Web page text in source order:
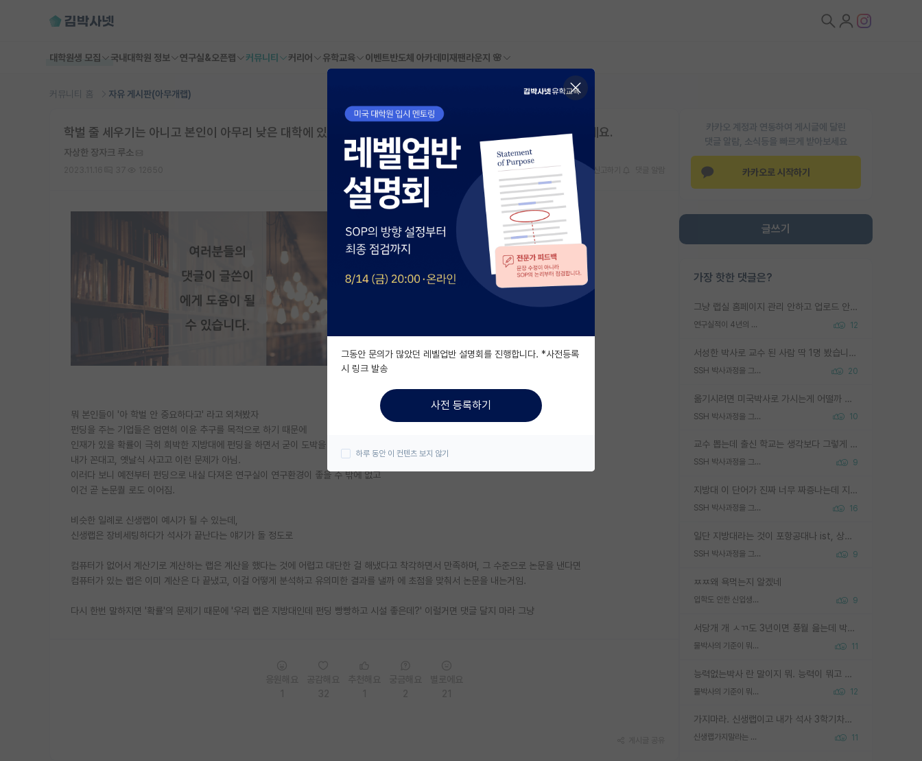
대학원생 모집 국내대학원 정보 연구실&오픈랩 커뮤니티 커리어 유학교육 이벤트반도체 아카데미 재팬라운지 🌸
커뮤니티 홈 자유 게시판(아무개랩)
카카오 계정과 연동하여 게시글에 달린
댓글 알람, 소식등을 빠르게 받아보세요
카카오로 시작하기
글쓰기
가장 핫한 댓글은?
그냥 랩실 홈페이지 관리 안하고 업로드 안한거 아님?
연구실적이 4년의 공백이 있는거 어떻게 생각하냐 12
서성한 박사로 교수 된 사람 딱 1명 봤습니다. 근데 지방대 박사로 교수된 거는 기적이 일어나야되요. 서성한 학부부터여도 빡센게 교수임용일텐데 지방대박사로 무슨 교수가 되나요...... 중소기업/중견기업 팀장급/연구소장급이나 될거 같네요.
SSH 박사과정을 그만두고 지방대 박사로 옮기면 교수의 꿈은 끝일까요? 20
옮기시려면 미국박사로 가시는게 어떨까 싶네요. 교수가 꿈이면 미국박사 하고 미국교수 까지 같이 노리시는게 기회가 많지 않을까요?
SSH 박사과정을 그만두고 지방대 박사로 옮기면 교수의 꿈은 끝일까요? 10
교수 뽑는데 출신 학교는 생각보다 그렇게 안 봄. 앞으로는 더 안 보게 될거임. 박사는 어디서 진행해도 됨. 단, 제대로 쌓고 좋은 실적 만들 수 있다면. 그런데 지방대는 그럴 가능성이 지극히 낮음. 나만 열심히 잘 하면 된다? 인간은 주변 환경에 지배되는 나약한 존재임. 주변의 지방대 대학원생과 섞이고 지방 특유의 여유로움 또는 나쁘게 얘기해서 나태함에 젖어 살다보면 교수의 꿈 자체를 잊어버리게 될 가능성도 있음. 주변 환경이 70~80%임.
SSH 박사과정을 그만두고 지방대 박사로 옮기면 교수의 꿈은 끝일까요? 9
지방대 이 단어가 진짜 너무 짜증나는데 지방대면 다 그냥 쓰레기인가요? 무슨 말 같지도 않은 댓글들이 있는건지??? 지방에도 충분히 좋은 대학 많고 충분히 잘하는 교수님들 많습니다 포항공대 4개 IST 대표 지거국들 여기 모두 다 지방에 있고 여기 출신들 중에 교수하는 분들 적지 않습니다 지거국 출신이 무슨 교수를 하냐?라고 생각할 사람들 많은데 상위 대표 지거국에 아웃라이어들 많습니다 결국 개인의 연구역량과 실적이 중요합니다 이 역량을 펼치는데 있어서 지도교수와의 합도 중요합니다. 그리고 경력이 필요하면 해외포닥까지 다녀오세요
SSH 박사과정을 그만두고 지방대 박사로 옮기면 교수의 꿈은 끝일까요? 16
일단 지방대라는 것이 포항공대나 ist, 상위 지거국은 아니라고 생각하겠습니다. 그런곳은 서성한에 비해 소위 대학 네임밸류가 크게 뒤떨어지지는 않으니까요. 대학 이름이 중요하냐? 당연합니다. 대학 이름이 좋아서 좋은 아웃풋이 나오는 것이냐, 좋은 대학은 좋은 사람과 좋은 기회가 몰려있으니 아웃풋도 자연스럽게 좋아지는 것이냐? 대답하기 어려운 문제입니다. 아직 한국 사회에서 학벌을 보는 것도, 특히 이공계를 중심으로 학벌보다는 실적 위주라는 분위기가 형성되는 것도 사실입니다. 지방대 출신으로 전임교수가 될수 있느냐? 가능 불가능을 따지면 당연히 가능입니다. 지방대 박사 출신으로 전임교원이 된 경우가 실제로 있으니까요. 현실적인 가능성이 있느냐? 지금 이정도 대학의 교수가 되고싶다고 생각되는 대학 들어가서 컴공과 교수 목록 켜고 박사 어디서 받았는지 쭉 한번 보세요. 냉정하게 지방대 출신인 분들이 많지는 않으실겁니다.
SSH 박사과정을 그만두고 지방대 박사로 옮기면 교수의 꿈은 끝일까요? 9
ㅉㅉ왜 욕먹는지 알겠네
입학도 안한 신입생이 원래 관심을 받나요 9
서당개 개 ㅅㄲ도 3년이면 풍월 읊는데 박사 5년 이상 대리고 있으면서 물된건 교수 탓 맞는ㄱ게 거기가 서당이 아니란 소리임
물박사의 기준이 뭐임? 11
능력없는박사 란 말이지 뭐. 능력이 뭐고 능력이 있다는게 뭔지는 사람마다 기준이 다르니까 얘기해봐야 서로 자기 기준만 얘기해서 논쟁이 끝이 안나고. 주위에서 능력있고 야심있는 신입생이 교수가 유의미한 피드백을 아예 안주면서 제대로된 과제에 참여해볼 기회도 제공하지 않고 잡일 뺑뺑이만 돌려서 맨날 단순작업만 하면서 밤새다가 눈빛이 점점 죽어가는걸 본 사람은 물박사는 교수탓이라고 하고, 교수는 이것저것 알려도 주고 기회도 주고 사수 동기 붙여주면서 어떻게든 끌고가려고 하는데 본인이 매일 뺀질거리면서 출근 하는둥마는둥 하다가 기껏 와서도 폰이나 쳐다보다가 실험 망치고 저녁약속있어서 먼저 가볼게요~ 하는걸 본 사람은 물박사는 본인탓이라고 함.
물박사의 기준이 뭐임? 12
가지마라. 신생랩이고 내가 석사 3학기차인데 최고참인데 나도 아무것도 모르는데 교수가 후배들 왜 논문 교육 안시키냐. 논문 왜 안 써오냐 닦달한다
신생랩가지말라는 이유가 있었구나 11
학벌 줄 세우기는 아니고 본인이 아무리 낮은 대학에 있는 교수님의 연구주제나 스타일이 맞아도 높은 대학 가세요.
자상한 장자크 루소
스크랩 신고하기
뭐 본인들이 '아 학벌 안 중요하다고' 라고 외쳐봤자
펀딩을 주는 기업들은 엄연히 이윤 추구를 목적으로 하기 때문에
인재가 있을 확률이 극히 희박한 지방대에 펀딩을 하면서 굳이 도박을 걸 이유가 없음.
내가 꼰대고, 옛날식 사고고 이런 문제가 아님.
이러다 보니 예전부터 펀딩으로 내실 다져온 연구실이 연구환경이 좋을 수 밖에 없고
이건 곧 논문퀄 로도 이어짐.
비슷한 일례로 신생랩이 예시가 될 수 있는데,
신생랩은 장비세팅하다가 석사가 끝난다는 얘기가 돌 정도로
컴퓨터가 없어서 계산기로 계산하는 랩은 계산을 했다는 것에 어렵고 대단한 걸 해냈다고 착각하면서 만족하며, 그 수준으로 논문을 낸다면
컴퓨터가 있는 랩은 이미 계산은 다 끝냈고, 이걸 어떻게 분석하고 유의미한 결과를 낼까 에 초점을 맞춰서 논문을 내는거임.
다시 한번 말하지면 '확률'의 문제기 때문에 '우리 랩은 지방대인데 펀딩 빵빵하고 시설 좋은데?' 이럴거면 댓글 달지 마라 그냥
그동안 문의가 많았던 레벨업반 설명회를 진행합니다. *사전등록
시 링크 발송
사전 등록하기
하루 동안 이 컨텐츠 보지 않기